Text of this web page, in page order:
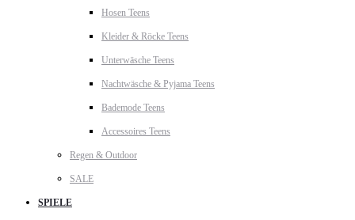
Hosen Teens
Kleider & Röcke Teens
Unterwäsche Teens
Nachtwäsche & Pyjama Teens
Bademode Teens
Accessoires Teens
Regen & Outdoor
SALE
SPIELE